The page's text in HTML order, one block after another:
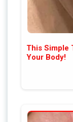
This Simple
Your Body!